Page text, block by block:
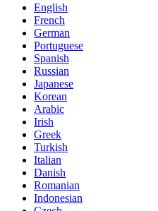
English
French
German
Portuguese
Spanish
Russian
Japanese
Korean
Arabic
Irish
Greek
Turkish
Italian
Danish
Romanian
Indonesian